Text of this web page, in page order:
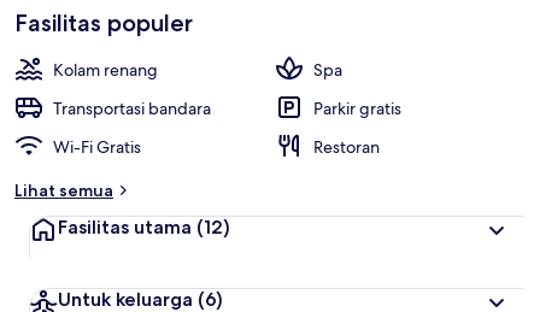
Fasilitas populer
Kolam renang
Spa
Transportasi bandara
Parkir gratis
Wi-Fi Gratis
Restoran
Lihat semua
Fasilitas utama (12)
Untuk keluarga (6)